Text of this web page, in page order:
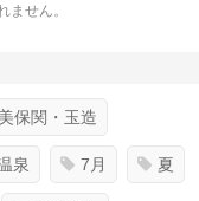
ません。
保関・玉造
泉 7月 夏